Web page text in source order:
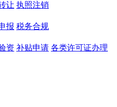
让 执照注销
报 税务合规
资 补贴申请 各类许可证办理